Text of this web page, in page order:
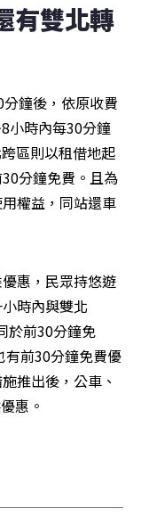
有雙北轉
鐘後，依原收費
小時內每30分鐘
區則以租借地起
分鐘免費。且為
權益，同站還車
惠，民眾持悠遊
時內與雙北
於前30分鐘免
有前30分鐘免費優
推出後，公車、
惠。